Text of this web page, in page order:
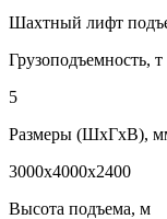
Шахтный лифт
Грузоподъемность, т
5
Размеры (ШхГхВ),
3000х4000х2400
Высота подъема, м